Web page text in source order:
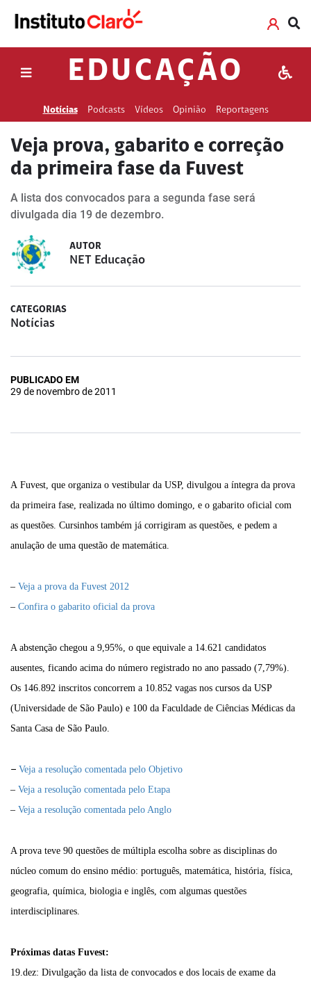
EDUCAÇÃO
Notícias Podcasts Vídeos Opinião Reportagens
Veja prova, gabarito e correção
da primeira fase da Fuvest
A lista dos convocados para a segunda fase será
divulgada dia 19 de dezembro.
AUTOR
NET Educação
CATEGORIAS
Notícias
PUBLICADO EM
29 de novembro de 2011
A Fuvest, que organiza o vestibular da USP, divulgou a íntegra da prova
da primeira fase, realizada no último domingo, e o gabarito oficial com
as questões. Cursinhos também já corrigiram as questões, e pedem a
anulação de uma questão de matemática.
– Veja a prova da Fuvest 2012
– Confira o gabarito oficial da prova
A abstenção chegou a 9,95%, o que equivale a 14.621 candidatos
ausentes, ficando acima do número registrado no ano passado (7,79%).
Os 146.892 inscritos concorrem a 10.852 vagas nos cursos da USP
(Universidade de São Paulo) e 100 da Faculdade de Ciências Médicas da
Santa Casa de São Paulo.
– Veja a resolução comentada pelo Objetivo
– Veja a resolução comentada pelo Etapa
– Veja a resolução comentada pelo Anglo
A prova teve 90 questões de múltipla escolha sobre as disciplinas do
núcleo comum do ensino médio: português, matemática, história, física,
geografia, química, biologia e inglês, com algumas questões
interdisciplinares.
Próximas datas Fuvest:
19.dez: Divulgação da lista de convocados e dos locais de exame da